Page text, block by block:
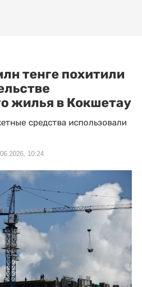
тенге похитили
жилья в Кокшетау
средства использовали
10:24